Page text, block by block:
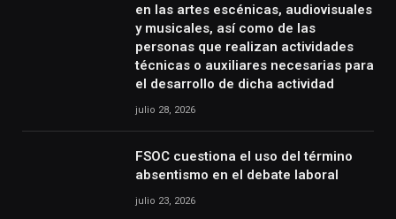
en las artes escénicas, audiovisuales
y musicales, así como de las
personas que realizan actividades
técnicas o auxiliares necesarias para
el desarrollo de dicha actividad
julio 28, 2026
FSOC cuestiona el uso del término
absentismo en el debate laboral
julio 23, 2026